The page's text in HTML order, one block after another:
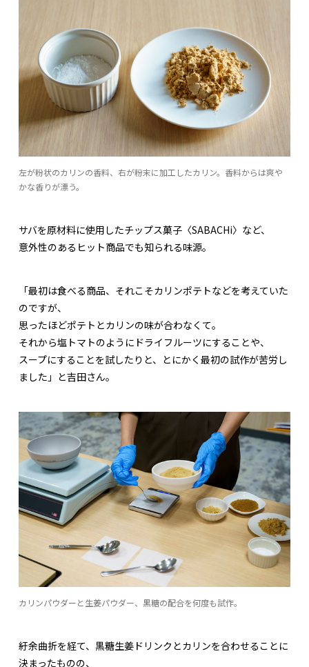
左が粉状のカリンの香料、右が粉末に加工したカリン。香料からは爽や
かな香りが漂う。
サバを原材料に使用したチップス菓子〈SABACHi〉など、
意外性のあるヒット商品でも知られる味源。
「最初は食べる商品、それこそカリンポテトなどを考えていた
のですが、
思ったほどポテトとカリンの味が合わなくて。
それから塩トマトのようにドライフルーツにすることや、
スープにすることを試したりと、とにかく最初の試作が苦労し
ました」と吉田さん。
カリンパウダーと生姜パウダー、黒糖の配合を何度も試作。
紆余曲折を経て、黒糖生姜ドリンクとカリンを合わせることに
決まったものの、